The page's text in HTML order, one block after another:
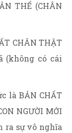
THỂ (CHÂN
CHÂN THẬT
(không có cái
là BẢN CHẤT
NGƯỜI MỚI
ra sự vô nghĩa